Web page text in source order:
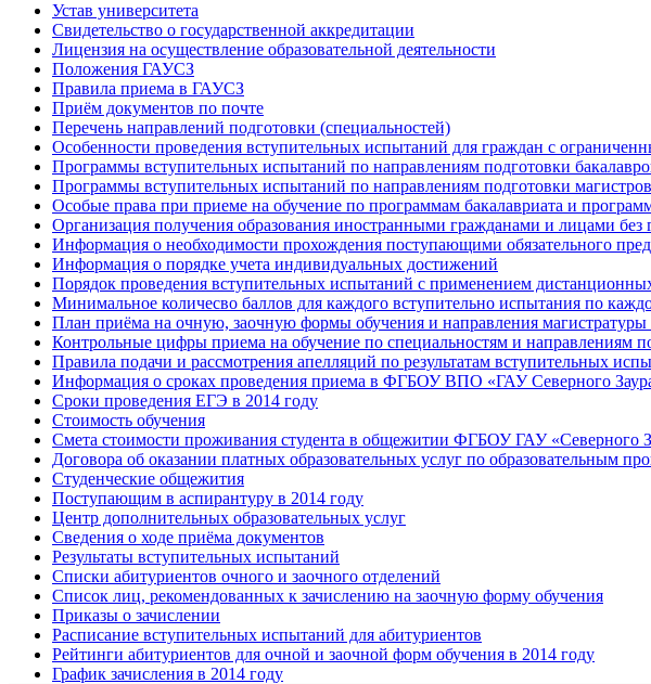
Устав университета
Свидетельство о государственной аккредитации
Лицензия на осуществление образовательной деятельности
Положения ГАУСЗ
Правила приема в ГАУСЗ
Приём документов по почте
Перечень направлений подготовки (специальностей)
Особенности проведения вступительных испытаний для граждан с
Программы вступительных испытаний по направлениям подготовки
Программы вступительных испытаний по направлениям подготовки магистров
Особые права при приеме на обучение по программам бакалавриата и
Организация получения образования иностранными гражданами и лицами без
Информация о необходимости прохождения поступающими обязательного
Информация о порядке учета индивидуальных достижений
Порядок проведения вступительных испытаний с применением
Минимальное количесво баллов для каждого вступительно испытания по
План приёма на очную, заочную формы обучения и направления магистратуры
Контрольные цифры приема на обучение по специальностям и направлениям
Правила подачи и рассмотрения апелляций по результатам вступительных
Информация о сроках проведения приема в ФГБОУ ВПО «ГАУ Северного
Сроки проведения ЕГЭ в 2014 году
Стоимость обучения
Смета стоимости проживания студента в общежитии ФГБОУ ГАУ «Северного
Договора об оказании платных образовательных услуг по образовательным
Студенческие общежития
Поступающим в аспирантуру в 2014 году
Центр дополнительных образовательных услуг
Сведения о ходе приёма документов
Результаты вступительных испытаний
Списки абитуриентов очного и заочного отделений
Список лиц, рекомендованных к зачислению на заочную форму обучения
Приказы о зачислении
Расписание вступительных испытаний для абитуриентов
Рейтинги абитуриентов для очной и заочной форм обучения в 2014 году
График зачисления в 2014 году